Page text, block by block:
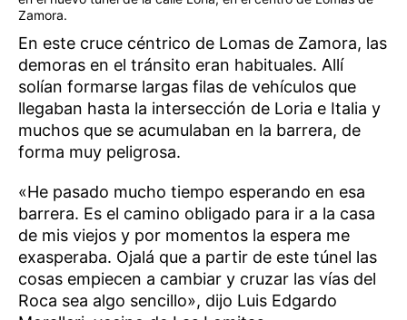
Zamora.
En este cruce céntrico de Lomas de Zamora, las
demoras en el tránsito eran habituales. Allí
solían formarse largas filas de vehículos que
llegaban hasta la intersección de Loria e Italia y
muchos que se acumulaban en la barrera, de
forma muy peligrosa.
«He pasado mucho tiempo esperando en esa
barrera. Es el camino obligado para ir a la casa
de mis viejos y por momentos la espera me
exasperaba. Ojalá que a partir de este túnel las
cosas empiecen a cambiar y cruzar las vías del
Roca sea algo sencillo», dijo Luis Edgardo